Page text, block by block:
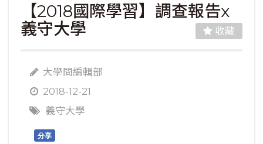
【2018國際學習】調查報告x
義守大學
收藏
大學問編輯部
2018-12-21
義守大學
分享